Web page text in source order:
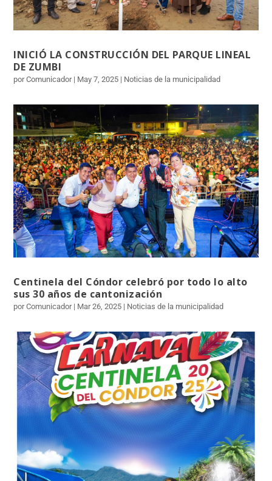
INICIÓ LA CONSTRUCCIÓN DEL PARQUE LINEAL
DE ZUMBI
por Comunicador | May 7, 2025 | Noticias de la municipalidad
Centinela del Cóndor celebró por todo lo alto
sus 30 años de cantonización
por Comunicador | Mar 26, 2025 | Noticias de la municipalidad